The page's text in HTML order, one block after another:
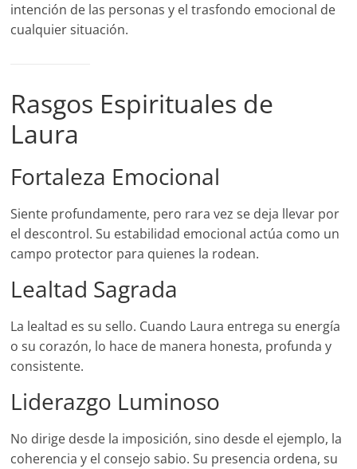
intención de las personas y el trasfondo emocional de
cualquier situación.
Rasgos Espirituales de
Laura
Fortaleza Emocional
Siente profundamente, pero rara vez se deja llevar por
el descontrol. Su estabilidad emocional actúa como un
campo protector para quienes la rodean.
Lealtad Sagrada
La lealtad es su sello. Cuando Laura entrega su energía
o su corazón, lo hace de manera honesta, profunda y
consistente.
Liderazgo Luminoso
No dirige desde la imposición, sino desde el ejemplo, la
coherencia y el consejo sabio. Su presencia ordena, su